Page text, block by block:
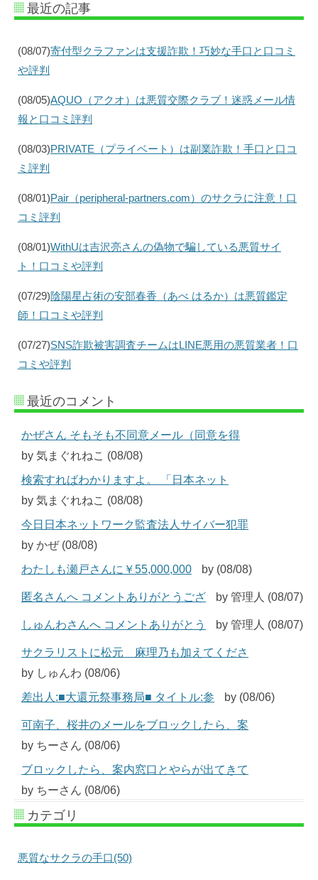
最近の記事
(08/07)寄付型クラファンは支援詐欺！巧妙な手口と口コミ
や評判
(08/05)AQUO（アクオ）は悪質交際クラブ！迷惑メール情
報と口コミ評判
(08/03)PRIVATE（プライベート）は副業詐欺！手口と口コ
ミ評判
(08/01)Pair（peripheral-partners.com）のサクラに注意！口
コミ評判
(08/01)WithUは吉沢亮さんの偽物で騙している悪質サイ
ト！口コミや評判
(07/29)陰陽星占術の安部春香（あべ はるか）は悪質鑑定
師！口コミや評判
(07/27)SNS詐欺被害調査チームはLINE悪用の悪質業者！口
コミや評判
最近のコメント
かぜさん そもそも不同意メール（同意を得
by 気まぐれねこ (08/08)
検索すればわかりますよ。 「日本ネット
by 気まぐれねこ (08/08)
今日日本ネットワーク監査法人サイバー犯罪
by かぜ (08/08)
わたしも瀬戸さんに￥55,000,000
by (08/08)
匿名さんへ コメントありがとうござ by 管理人 (08/07)
しゅんわさんへ コメントありがとう by 管理人 (08/07)
サクラリストに松元 麻理乃も加えてくださ
by しゅんわ (08/06)
差出人:■大還元祭事務局■ タイトル:参
by (08/06)
可南子、桜井のメールをブロックしたら、案
by ちーさん (08/06)
ブロックしたら、案内窓口とやらが出てきて
by ちーさん (08/06)
カテゴリ
悪質なサクラの手口(50)